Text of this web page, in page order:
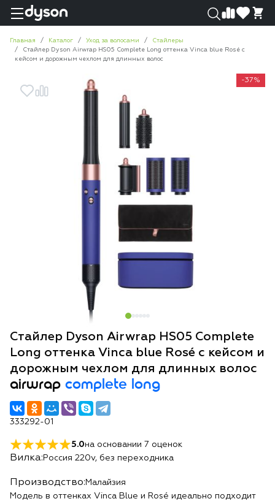
Главная Каталог Уход за волосами
Стайлеры
Стайлер Dyson Airwrap HS05 Complete Long оттенка Vinca blue Rosé с
кейсом и дорожным чехлом для длинных волос
-37%
Стайлер Dyson Airwrap HS05 Complete
Long оттенка Vinca blue Rosé с кейсом и
дорожным чехлом для длинных волос
airwrap complete long
333292-01
5.0на основании 7 оценок
Вилка: Россия 220v, без переходника
Производство: Малайзия
Модель в оттенках Vinca Blue и Rosé идеально подходит